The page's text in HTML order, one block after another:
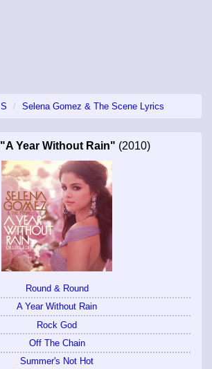
S Selena Gomez & The Scene Lyrics
"A Year Without Rain" (2010)
Round & Round
A Year Without Rain
Rock God
Off The Chain
Summer's Not Hot